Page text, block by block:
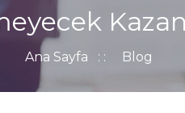
Ana Sayfa : : Blog